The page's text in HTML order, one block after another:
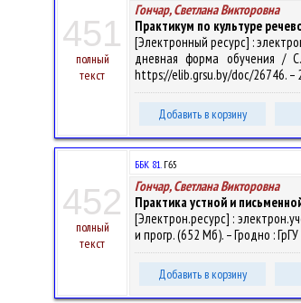
451
полный
текст
Гончар, Светлана Викторовна
Практикум по культуре
[Электронный ресурс] :
дневная форма обучения /
https://elib.grsu.by/doc/26746. –
Добавить в корзину
452
полный
текст
ББК 81.Г65
Гончар, Светлана Викторовна
Практика устной и
[Электрон.ресурс] :
и прогр. (652 Мб). – Гродно :
Добавить в корзину